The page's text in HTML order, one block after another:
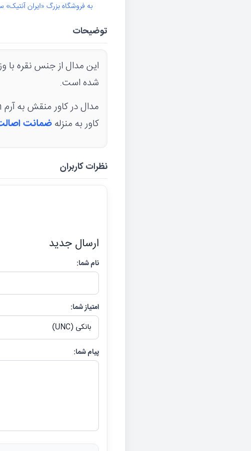
به فروشگاه بزرگ «ایران آنتیک»
توضیحات
شده است.
کاور به منزلهضمانت
نظرات کاربران
ارسال جدید
نام شما:
امتیاز شما:
پیام شما: